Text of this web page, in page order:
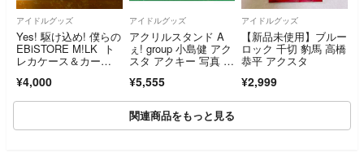
アイドルグッズ
Yes! 駆け込め! 僕らの
EBiSTORE M!LK ト
レカケース＆カー
ダー 塩﨑太智
¥4,000
アイドルグッズ
アクリルスタンド A
ぇ! group 小島健 アク
スタ アクキー 写真 ち
¥5,555
アイドルグッズ
【新品未使用】ブルー
ロック 千切 豹馬 高橋
恭平 アクスタ
¥2,999
関連商品をもっと見る